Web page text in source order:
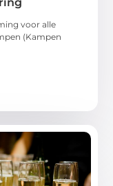
voor alle
(Kampen